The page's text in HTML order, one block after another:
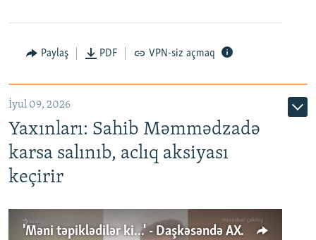
Paylaş PDF VPN-siz açmaq
İyul 09, 2026
Yaxınları: Sahib Məmmədzadə
karsa salınıb, aclıq aksiyası
keçirir
'Məni təpiklədilər ki...' - Daşkəsəndə AXCP fəalının yaxınları onun həbsinə etiraz edirlər